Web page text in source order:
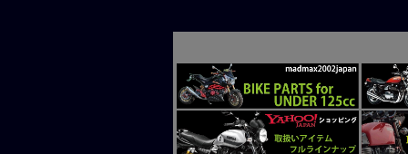
ー付き グリ
新商品入荷
ー付き パー